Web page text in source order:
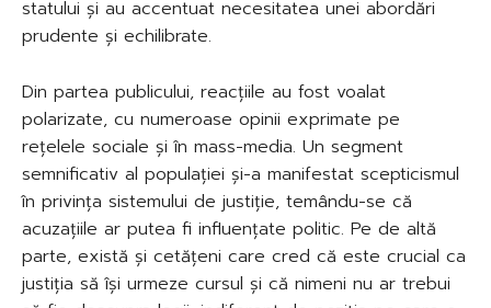
statului și au accentuat necesitatea unei abordări
prudente și echilibrate.
Din partea publicului, reacțiile au fost voalat
polarizate, cu numeroase opinii exprimate pe
rețelele sociale și în mass-media. Un segment
semnificativ al populației și-a manifestat scepticismul
în privința sistemului de justiție, temându-se că
acuzațiile ar putea fi influențate politic. Pe de altă
parte, există și cetățeni care cred că este crucial ca
justiția să își urmeze cursul și că nimeni nu ar trebui